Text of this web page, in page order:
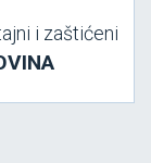
i zaštićeni